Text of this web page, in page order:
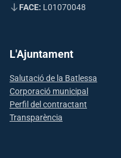
FACE: L01070048
L'Ajuntament
Salutació de la Batlessa
Corporació municipal
Perfil del contractant
Transparència